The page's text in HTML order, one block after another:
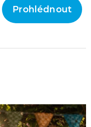
Prohlédnout